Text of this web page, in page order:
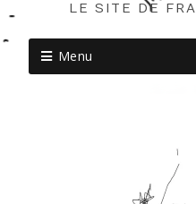
LE SITE DE
Menu